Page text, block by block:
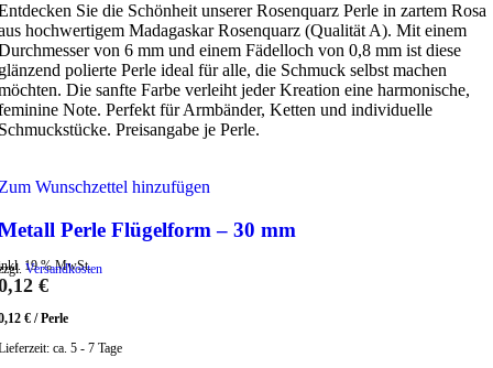
Sie die Schönheit unserer Rosenquarz Perle in zartem Rosa
hochwertigem Madagaskar Rosenquarz (Qualität A). Mit einem
von 6 mm und einem Fädelloch von 0,8 mm ist diese
polierte Perle ideal für alle, die Schmuck selbst machen
Die sanfte Farbe verleiht jeder Kreation eine harmonische,
Note. Perfekt für Armbänder, Ketten und individuelle
Preisangabe je Perle.
Wunschzettel hinzufügen
Perle Flügelform – 30 mm
19 % MwSt.
Versandkosten
€
€ /Perle
ca. 5 - 7 Tage